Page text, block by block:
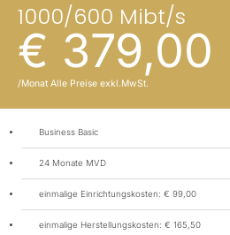
1000/600 Mibt/s
€ 379,00
/Monat Alle Preise exkl.MwSt.
Business Basic
24 Monate MVD
einmalige Einrichtungskosten: € 99,00
einmalige Herstellungskosten: € 165,50